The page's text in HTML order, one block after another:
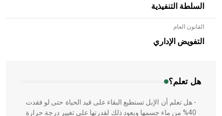
السلطة التنفيذية
القانون العام
التفويض الإداري
هل تعلم؟
- هل تعلم أن الأبلق نوع من الفنون الهندسية التي ارتبطت
بالعمارة الإسلامية في بلاد الشام ومصر خاصة، حيث يحرص
المعمار على بناء مداميكه وخاصة في الواجهات
- هل تعلم أن الإبل تستطيع البقاء على قيد الحياة حتى لو فقدت
40% من ماء جسمها ويعود ذلك لقدرتها على تغيير درجة حرارة